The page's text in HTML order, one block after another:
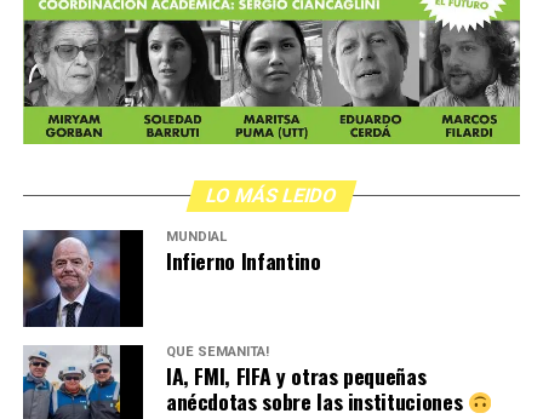
LO MÁS LEIDO
MUNDIAL
Infierno Infantino
QUÉ SEMANITA!
IA, FMI, FIFA y otras pequeñas
anécdotas sobre las instituciones